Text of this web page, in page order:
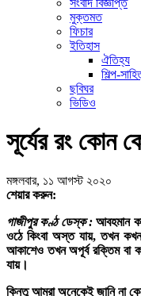
সংবাদ বিজ্ঞপ্তি
মুক্তমত
ফিচার
ইতিহাস
ঐতিহ্য
শিল্প-
ছবিঘর
ভিডিও
সূর্যের রং কোন
মঙ্গলবার, ১১ আগস্ট ২০২০
শেয়ার করুন:
গাজীপুর কণ্ঠ ডেস্ক : আবহমান
ওঠে কিংবা অস্ত যায়, তখন
আকাশেও তখন অপূর্ব রক্তিম বা
যায়।
কিন্তু আমরা অনেকেই জানি না